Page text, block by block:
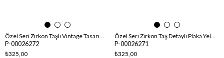
Özel Seri Zirkon Taşlı Vintage Tasarım Küpe
P-00026272
₺325,00
Özel Seri Zirkon Taş Detaylı Plaka Yelpaze Tasarım Küpe
P-00026271
₺325,00